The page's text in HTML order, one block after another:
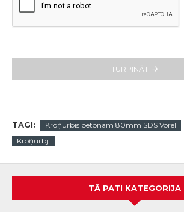
TURPINĀT
TAGI: Kroņurbis betonam 80mm SDS Vorel
Kroņurbji
TĀ PATI KATEGORIJA